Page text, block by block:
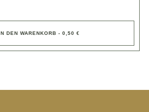
DEN WARENKORB - 0,50 €